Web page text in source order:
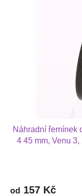
Náhradní řemínek
4 45 mm, Venu
od 157 Kč